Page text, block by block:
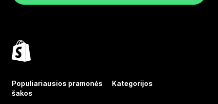
Populiariausios pramonės
šakos
Kategorijos